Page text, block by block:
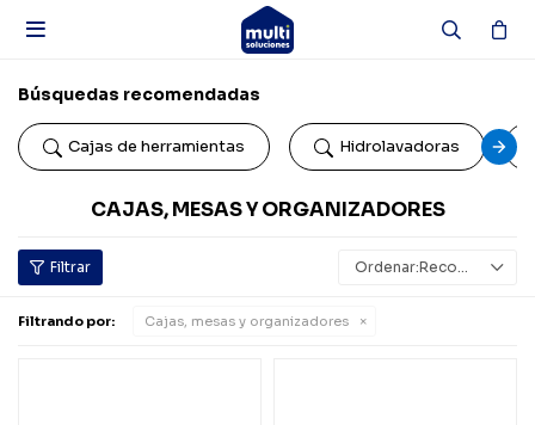

Búsquedas recomendadas
Cajas de herramientas Hidrolavadoras
CAJAS, MESAS Y ORGANIZADORES
Recomendados
Filtrando por: Cajas, mesas y organizadores